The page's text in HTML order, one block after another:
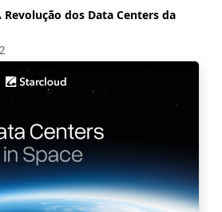
Revolução dos Data Centers da